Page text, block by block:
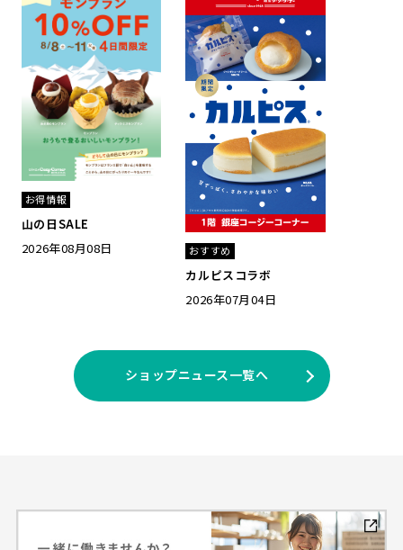
お得情報
山の日SALE
2026年08月08日
おすすめ
カルピスコラボ
2026年07月04日
ショップニュース一覧へ